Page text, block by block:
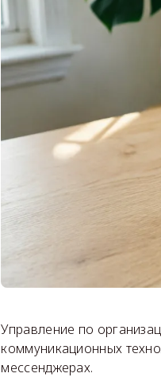
Управление по
коммуникационных
мессенджерах.